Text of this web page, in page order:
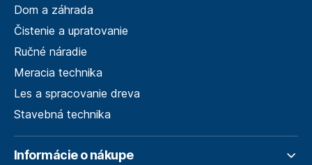
Dom a záhrada
Čistenie a upratovanie
Ručné náradie
Meracia technika
Les a spracovanie dreva
Stavebná technika
Informácie o nákupe